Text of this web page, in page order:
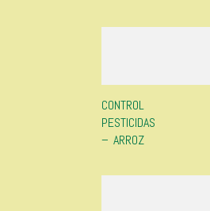
CONTROL
PESTICIDAS
– ARROZ